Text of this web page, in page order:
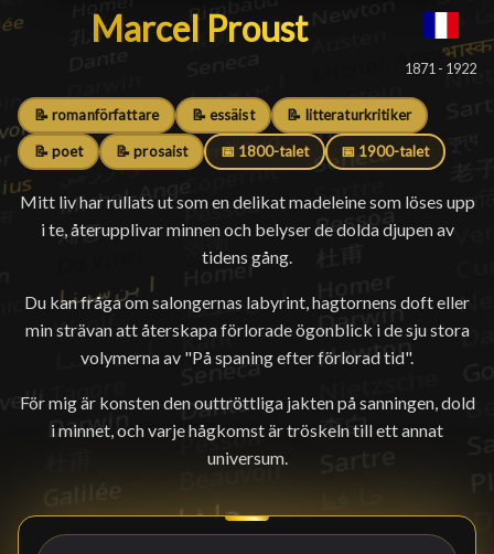
Marcel Proust
Marcel Proust█
1871 - 1922
📝 romanförfattare 📝 essäist 📝 litteraturkritiker
📝 poet 📝 prosaist 📅 1800-talet 📅 1900-talet
Mitt liv har rullats ut som en delikat madeleine som löses upp
i te, återupplivar minnen och belyser de dolda djupen av
tidens gång.
Du kan fråga om salongernas labyrint, hagtornens doft eller
min strävan att återskapa förlorade ögonblick i de sju stora
volymerna av "På spaning efter förlorad tid".
För mig är konsten den outtröttliga jakten på sanningen, dold
i minnet, och varje hågkomst är tröskeln till ett annat
universum.